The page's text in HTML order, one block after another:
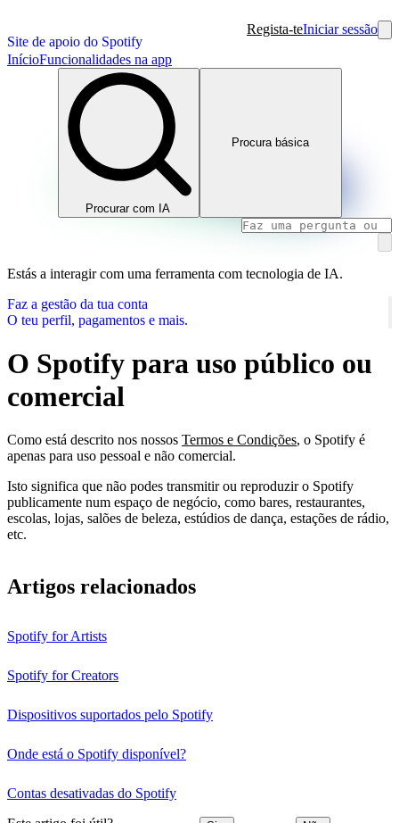
Site de apoio do Spotify
Regista-teIniciar sessão
InícioFuncionalidades na app
Procurar com IA
Procura básica
Estás a interagir com uma ferramenta com tecnologia de IA.
Faz a gestão da tua conta
O teu perfil, pagamentos e mais.
O Spotify para uso público ou
comercial
Como está descrito nos nossos Termos e Condições, o Spotify é
apenas para uso pessoal e não comercial.
Isto significa que não podes transmitir ou reproduzir o Spotify
publicamente num espaço de negócio, como bares, restaurantes,
escolas, lojas, salões de beleza, estúdios de dança, estações de rádio,
etc.
Artigos relacionados
Spotify for Artists
Spotify for Creators
Dispositivos suportados pelo Spotify
Onde está o Spotify disponível?
Contas desativadas do Spotify